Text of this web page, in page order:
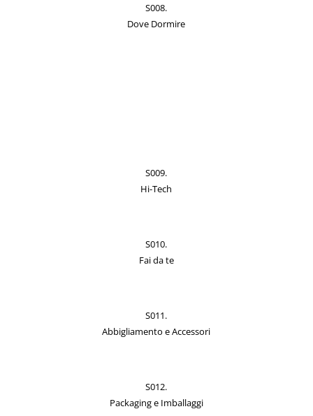
S008.
Dove Dormire
S009.
Hi-Tech
S010.
Fai da te
S011.
Abbigliamento e Accessori
S012.
Packaging e Imballaggi